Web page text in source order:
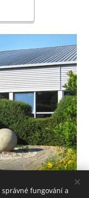
fungování a